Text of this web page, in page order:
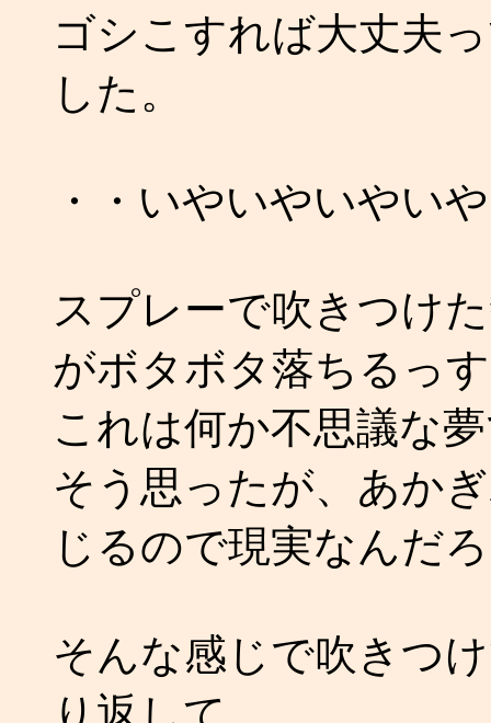
ゴシこすれば大丈夫
した。
・・いやいやいやい
スプレーで吹きつけ
がボタボタ落ちるっ
これは何か不思議な
そう思ったが、あか
じるので現実なんだ
そんな感じで吹きつ